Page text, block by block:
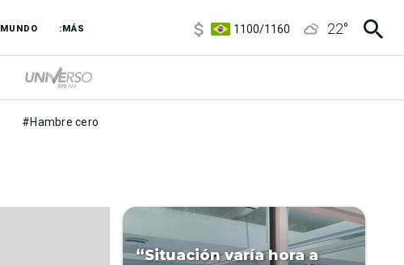
MUNDO :MÁS
1100/1160
22°
#Hambre cero
“Situación varía hora a